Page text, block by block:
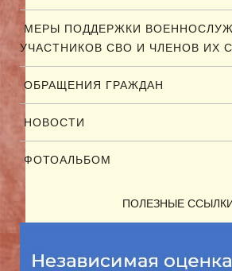
МЕРЫ ПОДДЕРЖКИ
УЧАСТНИКОВ СВО И ЧЛЕНОВ ИХ
ОБРАЩЕНИЯ ГРАЖДАН
НОВОСТИ
ФОТОАЛЬБОМ
ПОЛЕЗНЫЕ